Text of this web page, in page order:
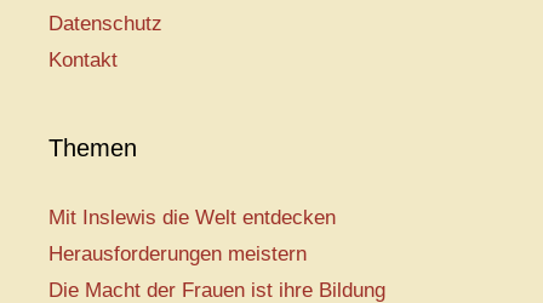
Datenschutz
Kontakt
Themen
Mit Inslewis die Welt entdecken
Herausforderungen meistern
Die Macht der Frauen ist ihre Bildung